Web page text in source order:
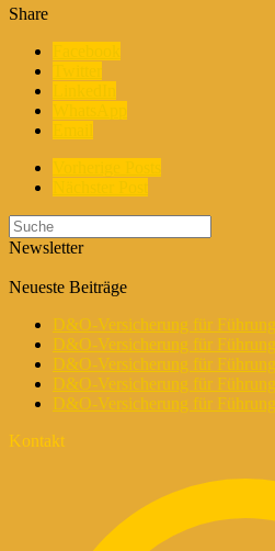
Share
Newsletter
Neueste Beiträge
D&O-Versicherung für
D&O-Versicherung für
D&O-Versicherung für
D&O-Versicherung für
D&O-Versicherung für
Kontakt